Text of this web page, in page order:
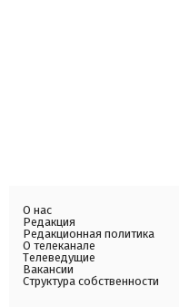
О нас
Редакция
Редакционная политика
О телеканале
Телеведущие
Вакансии
Структура собственности